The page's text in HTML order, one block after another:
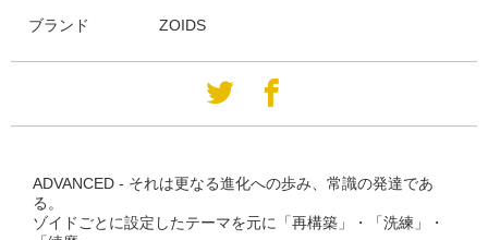
ブランド ZOIDS
ADVANCED - それは更なる進化への歩み、常識の発達であ
る。
ゾイドごとに設定したテーマを元に「再構築」・「洗練」・